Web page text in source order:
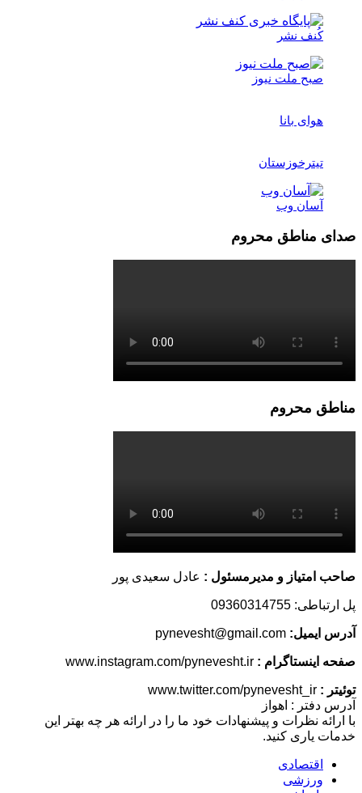
کُنف نشر
صبح ملت نیوز
هوای بانا
تیترخوزستان
آسان وب
صدای مناطق محروم
مناطق محروم
صاحب امتیاز و مدیرمسئول : عادل سعیدی پور
پل ارتباطی: 09360314755
آدرس ایمیل:
صفحه اینستاگرام :
توئیتر :
آدرس دفتر : اهواز
با ارائه نظرات و پیشنهادات خود ما را در ارائه هر چه بهتر این
خدمات یاری کنید.
اقتصادی
ورزشی